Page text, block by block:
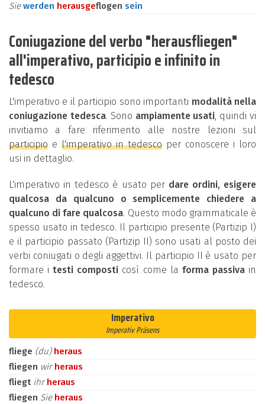
Siewerden herausgeflogen sein
Coniugazione del verbo "herausfliegen"
all'imperativo, participio e infinito in
tedesco
L'imperativo e il participio sono importanti modalità nella
coniugazione tedesca. Sono ampiamente usati, quindi vi
invitiamo a fare riferimento alle nostre lezioni sul
participio e l'imperativo in tedesco per conoscere i loro
usi in dettaglio.
L'imperativo in tedesco è usato per dare ordini, esigere
qualcosa da qualcuno o semplicemente chiedere a
qualcuno di fare qualcosa. Questo modo grammaticale è
spesso usato in tedesco. Il participio presente (Partizip I)
e il participio passato (Partizip II) sono usati al posto dei
verbi coniugati o degli aggettivi. Il participio II è usato per
formare itesti composti così come la forma passivain
tedesco.
Imperativo
Imperativ Präsens
fliege (du) heraus
fliegen wirheraus
fliegt ihrheraus
fliegen Sie heraus